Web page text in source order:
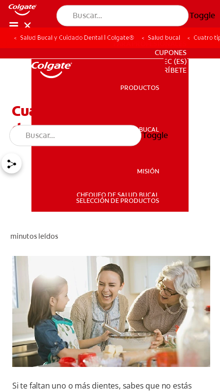
Toggle
SALUD BUCAL
PARA PROFESIONALES
CUPONES
EC (ES)
SUSCRÍBETE
PARA PROFESIONALES
CUPONES
EC (ES)
SUSCRÍBETE
PRODUCTOS
SALUD BUCAL
MISIÓN
CHEQUEO DE SALUD BUCAL
SELECCIÓN DE PRODUCTOS
Toggle
Salud Bucal y Cuidado Dental | Colgate® Salud bucal Cuatro
Cuatro tipos de puentes
dentales
minutos leídos
Si te faltan uno o más dientes, sabes que no estás